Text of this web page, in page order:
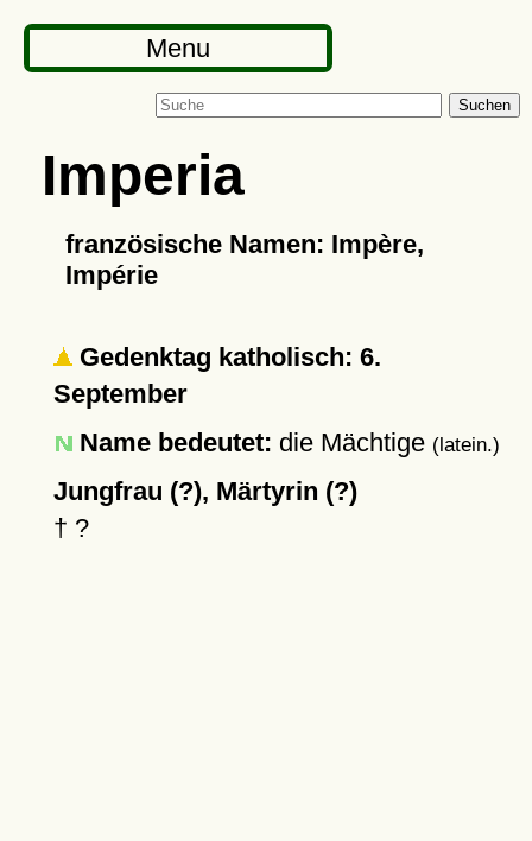
Menu
Suchen
Imperia
französische Namen: Impère,
Impérie
Gedenktag katholisch: 6.
September
Name bedeutet: die Mächtige (latein.)
Jungfrau (?), Märtyrin (?)
† ?